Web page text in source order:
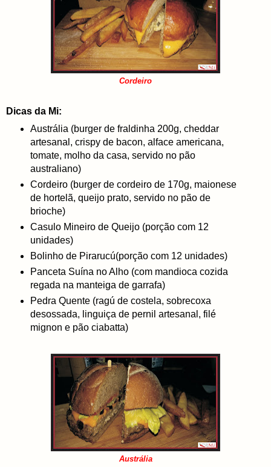
Cordeiro
Dicas da Mi:
Austrália (burger de fraldinha 200g, cheddar
artesanal, crispy de bacon, alface americana,
tomate, molho da casa, servido no pão
australiano)
Cordeiro (burger de cordeiro de 170g, maionese
de hortelã, queijo prato, servido no pão de
brioche)
Casulo Mineiro de Queijo (porção com 12
unidades)
Bolinho de Pirarucú(porção com 12 unidades)
Panceta Suína no Alho (com mandioca cozida
regada na manteiga de garrafa)
Pedra Quente (ragú de costela, sobrecoxa
desossada, linguiça de pernil artesanal, filé
mignon e pão ciabatta)
Austrália